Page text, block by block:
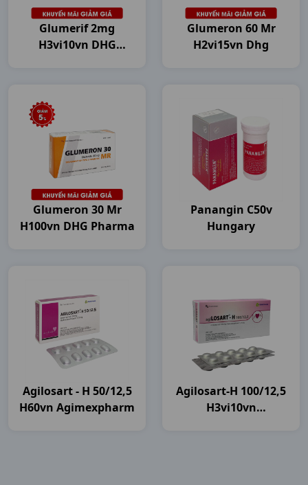
Glumerif 2mg
H3vi10vn DHG
Glumeron 60 Mr
H2vi15vn Dhg
Glumeron 30 Mr
H100vn DHG Pharma
Panangin C50v
Hungary
Agilosart - H 50/12,5
H60vn Agimexpharm
Agilosart-H 100/12,5
H3vi10vn